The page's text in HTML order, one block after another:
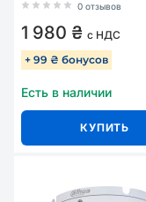
0 отзывов
1 980 ₴ с НДС
+ 99 ₴ бонусов
Есть в наличии
КУПИТЬ